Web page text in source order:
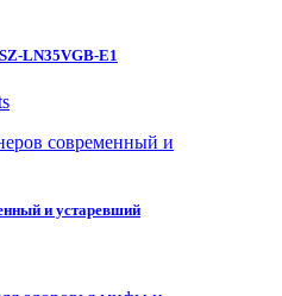
LN35VGB-E1
и устаревший